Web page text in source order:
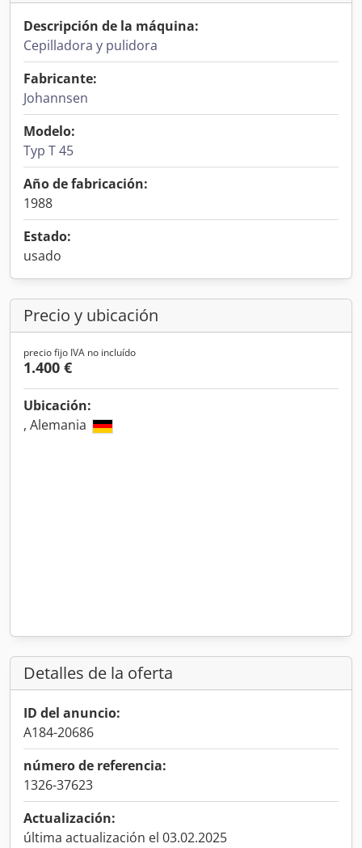
Descripción de la máquina:
Cepilladora y pulidora
Fabricante:
Johannsen
Modelo:
Typ T 45
Año de fabricación:
1988
Estado:
usado
Precio y ubicación
precio fijo IVA no incluído
1.400 €
Ubicación:
, Alemania
Detalles de la oferta
ID del anuncio:
A184-20686
número de referencia:
1326-37623
Actualización:
última actualización el 03.02.2025